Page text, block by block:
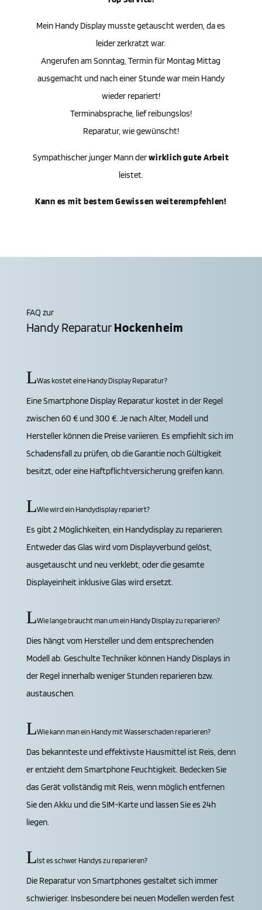
Mein Handy Display musste getauscht werden, da es
leider zerkratzt war.
Angerufen am Sonntag, Termin für Montag Mittag
ausgemacht und nach einer Stunde war mein Handy
wieder repariert!
Terminabsprache, lief reibungslos!
Reparatur, wie gewünscht!
Sympathischer junger Mann derwirklich gute Arbeit
leistet.
Kann es mit bestem Gewissen weiterempfehlen!
FAQ zur
Handy ReparaturHocken­heim
Was kostet eine Handy Display Reparatur?
Eine Smartphone Display Reparatur kostet in der Regel
zwischen 60 € und 300 €. Je nach Alter, Modell und
Hersteller können die Preise variieren. Es empfiehlt sich im
Schadensfall zu prüfen, ob die Garantie noch Gültigkeit
besitzt, oder eine Haftpflichtversicherung greifen kann.
Wie wird ein Handydisplay repariert?
Es gibt 2 Möglichkeiten, ein Handydisplay zu reparieren.
Entweder das Glas wird vom Displayverbund gelöst,
ausgetauscht und neu verklebt, oder die gesamte
Displayeinheit inklusive Glas wird ersetzt.
Wie lange braucht man um ein Handy Display zu reparieren?
Dies hängt vom Hersteller und dem entsprechenden
Modell ab. Geschulte Techniker können Handy Displays in
der Regel innerhalb weniger Stunden reparieren bzw.
austauschen.
Wie kann man ein Handy mit Wasserschaden reparieren?
Das bekannteste und effektivste Hausmittel ist Reis, denn
er entzieht dem Smartphone Feuchtigkeit. Bedecken Sie
das Gerät vollständig mit Reis, wenn möglich entfernen
Sie den Akku und die SIM-Karte und lassen Sie es 24h
liegen.
Ist es schwer Handys zu reparieren?
Die Reparatur von Smartphones gestaltet sich immer
schwieriger. Insbesondere bei neuen Modellen werden fest